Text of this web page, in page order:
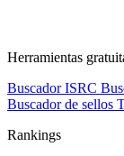
Herramientas
Buscador ISRC
Buscador de sellos
Rankings